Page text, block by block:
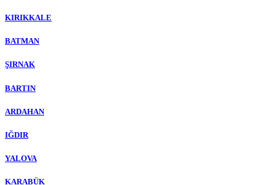
KIRIKKALE
BATMAN
ŞIRNAK
BARTIN
ARDAHAN
IĞDIR
YALOVA
KARABÜK